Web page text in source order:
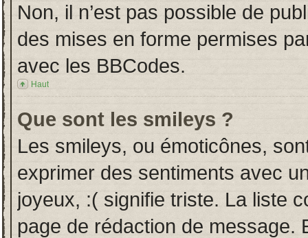
Non, il n’est pas possible de
des mises en forme permises
avec les BBCodes.
Haut
Que sont les smileys ?
Les smileys, ou émoticônes,
exprimer des sentiments avec
joyeux, :( signifie triste. La liste
page de rédaction de message.